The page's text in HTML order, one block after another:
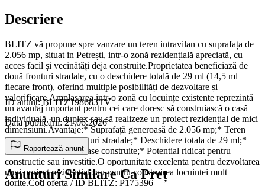
Descriere
BLITZ vă propune spre vanzare un teren intravilan cu suprafața de
2.056 mp, situat in Petrești, intr-o zonă rezidențială apreciată, cu
acces facil și vecinătăți deja construite.Proprietatea beneficiază de
două fronturi stradale, cu o deschidere totală de 29 ml (14,5 ml
fiecare front), oferind multiple posibilități de dezvoltare și
valorificare.Amplasarea intr-o zonă cu locuințe existente reprezintă
un avantaj important pentru cei care doresc să construiască o casă
individuală, un duplex sau să realizeze un proiect rezidențial de mici
dimensiuni.Avantaje:* Suprafață generoasă de 2.056 mp;* Teren
intravilan;* Două fronturi stradale;* Deschidere totala de 29 ml;*
Zona rezidentiala cu case construite;* Potential ridicat pentru
constructie sau investitie.O oportunitate excelenta pentru dezvoltarea
unui proiect rezidential sau pentru construirea locuintei mult
dorite.Cod oferta / ID BLITZ: P175396
ID anunț: BLITZ198683TV
Data publicării: 21.06.2026
Raportează anunț
Anunțuri Similare Ca Preț